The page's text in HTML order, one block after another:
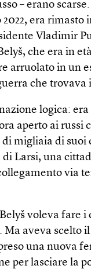
– erano
era rimasto
Vladimir
che era in
arruolato in un
che trovava
logica:
aperto ai russi
migliaia di suoi
di Larsi, una
via
voleva fare i
Ma aveva scelto
una nuova
per lasciare la